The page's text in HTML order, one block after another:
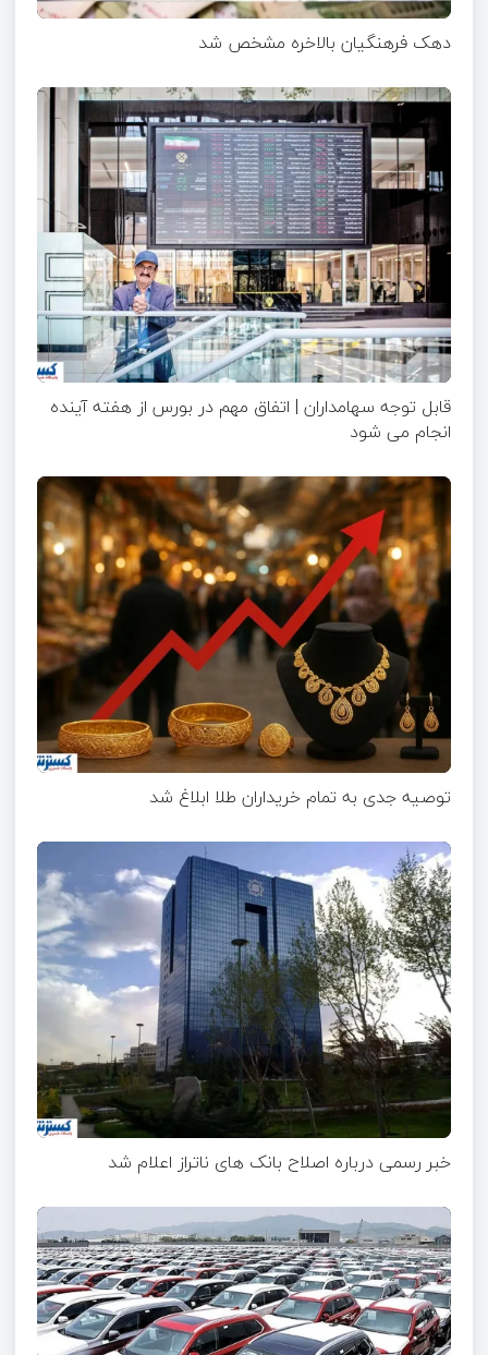
دهک فرهنگیان بالاخره مشخص شد
قابل توجه سهامداران | اتفاق مهم در بورس از هفته آینده
انجام می شود
توصیه جدی به تمام خریداران طلا ابلاغ شد
خبر رسمی درباره اصلاح بانک های ناتراز اعلام شد